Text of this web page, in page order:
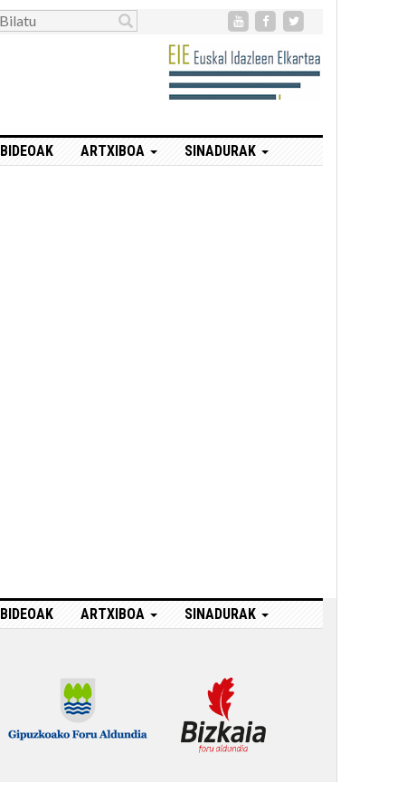
BIDEOAK ARTXIBOA SINADURAK
BIDEOAK ARTXIBOA SINADURAK